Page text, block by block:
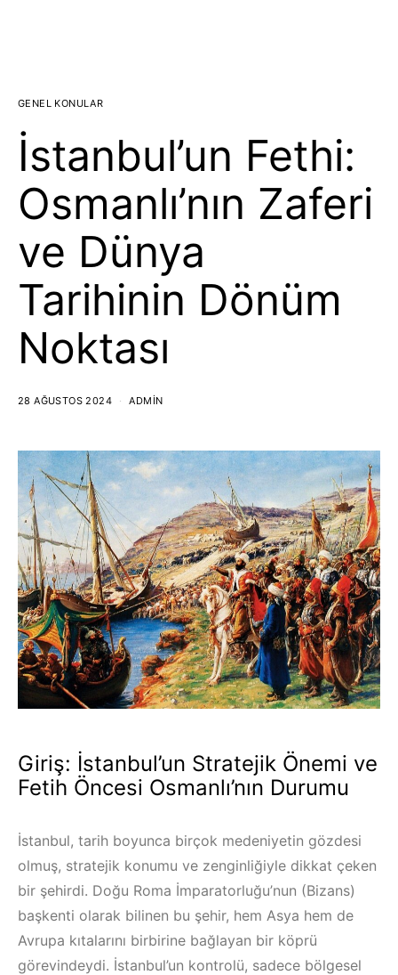
GENEL KONULAR
İstanbul’un Fethi:
Osmanlı’nın Zaferi
ve Dünya
Tarihinin Dönüm
Noktası
28 AĞUSTOS 2024 ADMIN
Giriş: İstanbul’un Stratejik Önemi ve
Fetih Öncesi Osmanlı’nın Durumu
İstanbul, tarih boyunca birçok medeniyetin gözdesi
olmuş, stratejik konumu ve zenginliğiyle dikkat çeken
bir şehirdi. Doğu Roma İmparatorluğu’nun (Bizans)
başkenti olarak bilinen bu şehir, hem Asya hem de
Avrupa kıtalarını birbirine bağlayan bir köprü
görevindeydi. İstanbul’un kontrolü, sadece bölgesel